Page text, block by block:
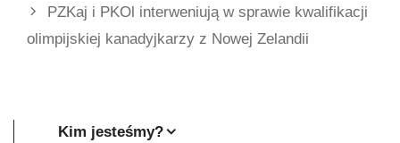
PZKaj i PKOl interweniują w sprawie kwalifikacji
olimpijskiej kanadyjkarzy z Nowej Zelandii
Kim jesteśmy?